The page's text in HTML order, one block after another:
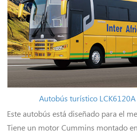
Autobús turístico LCK6120A
Este autobús está diseñado para el
Tiene un motor Cummins montado